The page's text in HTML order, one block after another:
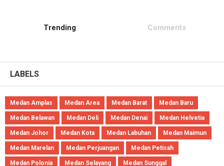
Trending Comments
LABELS
Medan Amplas Medan Area Medan Barat Medan Baru
Medan Belawan Medan Deli Medan Denai Medan Helvetia
Medan Johor Medan Kota Medan Labuhan Medan Maimun
Medan Marelan Medan Perjuangan Medan Petisah
Medan Polonia Medan Selayang Medan Sunggal